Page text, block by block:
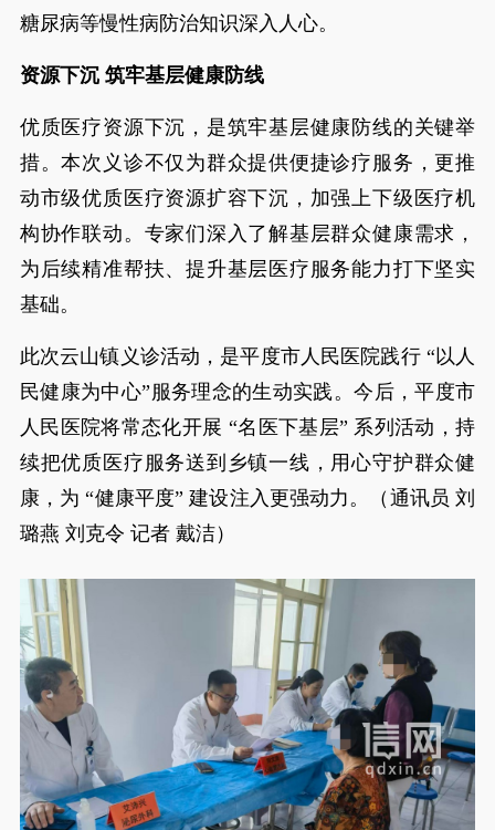
糖尿病等慢性病防治知识深入人心。
资源下沉 筑牢基层健康防线
优质医疗资源下沉，是筑牢基层健康防线的关键举
措。本次义诊不仅为群众提供便捷诊疗服务，更推
动市级优质医疗资源扩容下沉，加强上下级医疗机
构协作联动。专家们深入了解基层群众健康需求，
为后续精准帮扶、提升基层医疗服务能力打下坚实
基础。
此次云山镇义诊活动，是平度市人民医院践行 “以人
民健康为中心”服务理念的生动实践。今后，平度市
人民医院将常态化开展 “名医下基层” 系列活动，持
续把优质医疗服务送到乡镇一线，用心守护群众健
康，为 “健康平度” 建设注入更强动力。（通讯员 刘
璐燕 刘克令 记者 戴洁）